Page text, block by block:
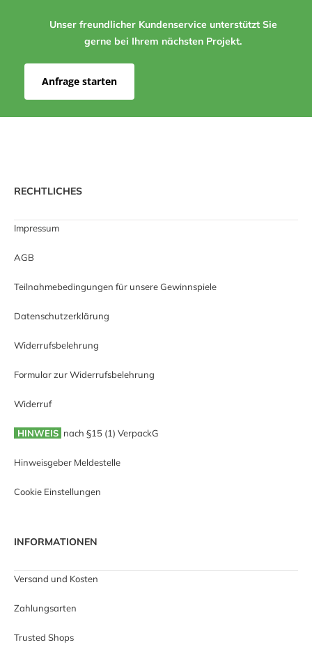
Unser freundlicher Kundenservice unterstützt Sie
gerne bei Ihrem nächsten Projekt.
Anfrage starten
RECHTLICHES
Impressum
AGB
Teilnahmebedingungen für unsere Gewinnspiele
Datenschutzerklärung
Widerrufsbelehrung
Formular zur Widerrufsbelehrung
Widerruf
HINWEIS nach §15 (1) VerpackG
Hinweisgeber Meldestelle
Cookie Einstellungen
INFORMATIONEN
Versand und Kosten
Zahlungsarten
Trusted Shops